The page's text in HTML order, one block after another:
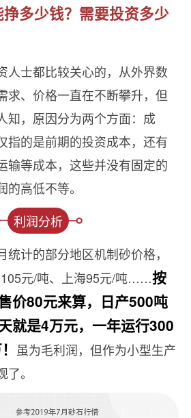
多少钱？需要投资多少
人士都比较关心的，从外界数
求、价格一直在不断攀升，但
知，原因分为两个方面：成
指的是前期的投资成本，还有
输等成本，这些并没有固定的
高低不等。
利润分析
计的部分地区机制砂价格，
元/吨、上海95元/吨……按
价80元来算，日产500吨
就是4万元，一年运行300
虽为毛利润，但作为小型生产
。